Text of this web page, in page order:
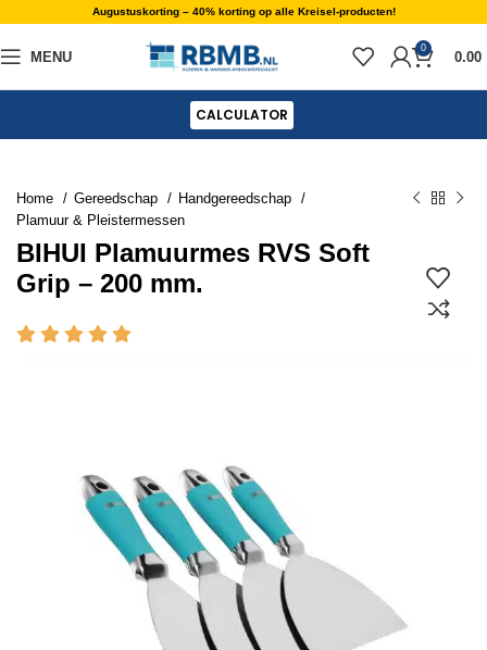
Augustuskorting – 40% korting op alle Kreisel-producten!
MENU
0
0.00
CALCULATOR
Home Gereedschap
Handgereedschap
Plamuur & Pleistermessen
BIHUI Plamuurmes RVS Soft
Grip – 200 mm.